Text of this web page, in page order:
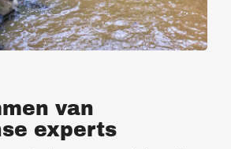
van
experts